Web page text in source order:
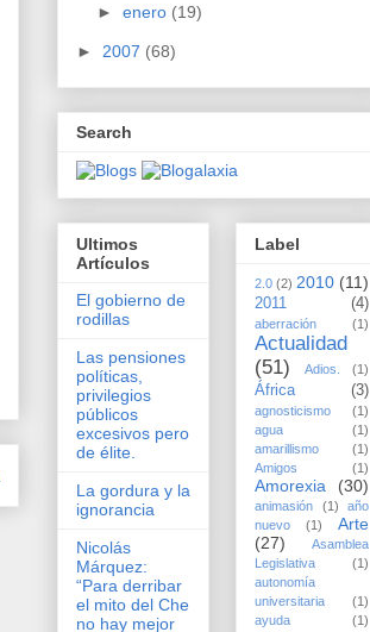
► enero (19)
► 2007 (68)
Search
Ultimos
Artículos
El gobierno de
rodillas
Las pensiones
políticas,
privilegios
públicos
excesivos pero
de élite.
La gordura y la
ignorancia
Nicolás
Márquez:
“Para derribar
el mito del Che
no hay mejor
Label
2.0 (2) 2010 (11)
2011 (4)
aberración (1)
Actualidad
(51)
Adios. (1)
África (3)
agnosticismo
(1)
agua
(1)
amarillismo
(1)
Amigos
(1)
Amorexia (30)
animasión (1)
año
nuevo
(1)
Arte
(27)
Asamblea
Legislativa
(1)
autonomía
universitaria
(1)
ayuda
(1)